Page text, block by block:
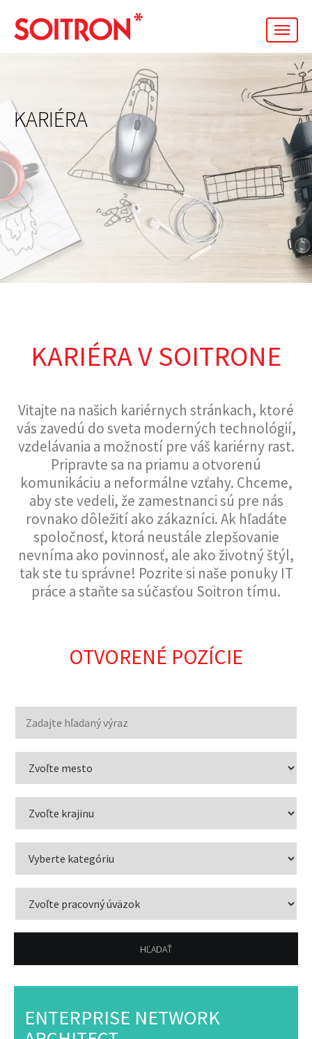
KARIÉRA
KARIÉRA V SOITRONE
Vitajte na našich kariérnych stránkach, ktoré
vás zavedú do sveta moderných technológií,
vzdelávania a možností pre váš kariérny rast.
Pripravte sa na priamu a otvorenú
komunikáciu a neformálne vzťahy. Chceme,
aby ste vedeli, že zamestnanci sú pre nás
rovnako dôležití ako zákazníci. Ak hľadáte
spoločnosť, ktorá neustále zlepšovanie
nevníma ako povinnosť, ale ako životný štýl,
tak ste tu správne! Pozrite si naše ponuky IT
práce a staňte sa súčasťou Soitron tímu.
OTVORENÉ POZÍCIE
ENTERPRISE NETWORK